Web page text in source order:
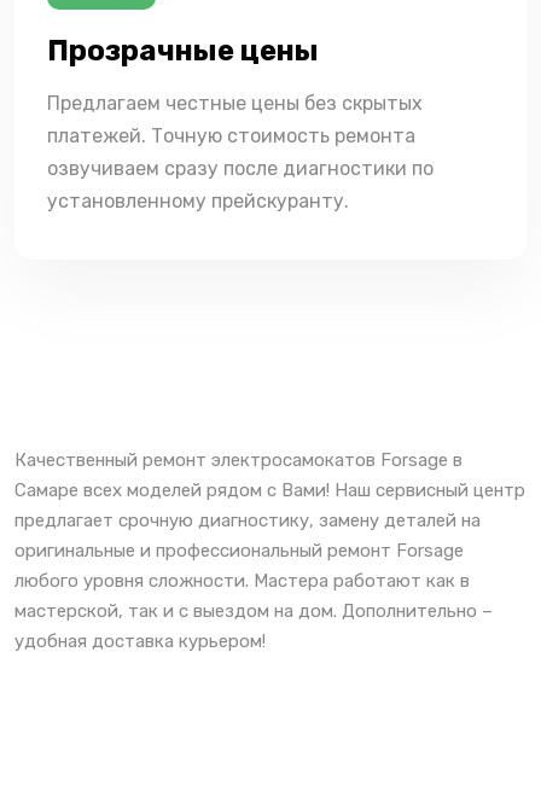
Прозрачные цены
Предлагаем честные цены без скрытых
платежей. Точную стоимость ремонта
озвучиваем сразу после диагностики по
установленному прейскуранту.
Качественный ремонт электросамокатов Forsage в
Самаре всех моделей рядом с Вами! Наш сервисный центр
предлагает срочную диагностику, замену деталей на
оригинальные и профессиональный ремонт Forsage
любого уровня сложности. Мастера работают как в
мастерской, так и с выездом на дом. Дополнительно –
удобная доставка курьером!